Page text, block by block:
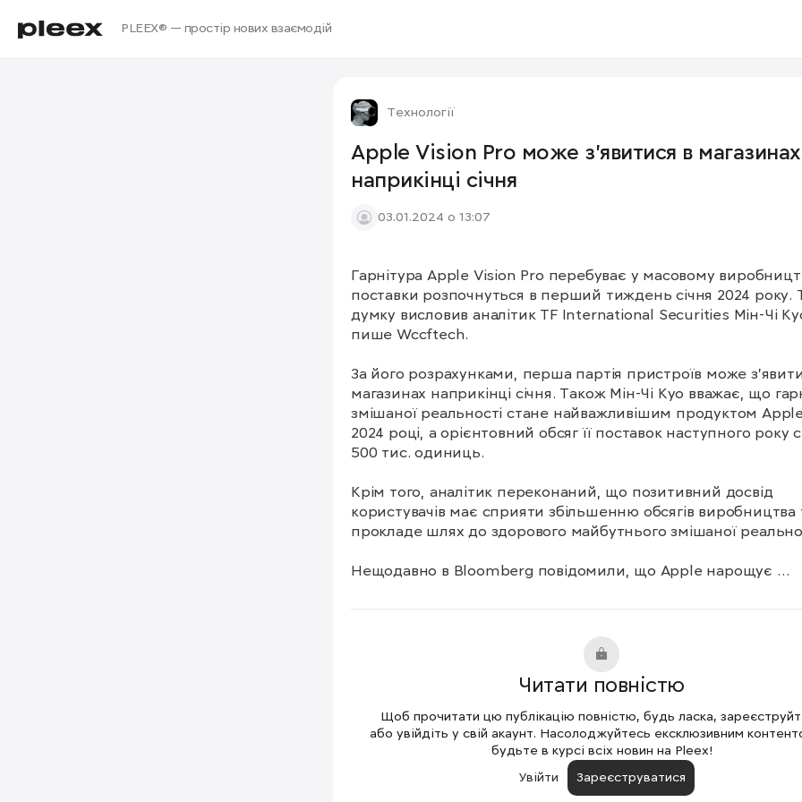
PLEEX® — простір нових взаємодій
Технології
Apple Vision Pro може з’явитися в магазинах
наприкінці січня
03.01.2024 о 13:07
Гарнітура Apple Vision Pro перебуває у масовому
поставки розпочнуться в перший тиждень січня 2024 року.
думку висловив аналітик TF International Securities Мін-Чі
пише Wccftech.
За його розрахунками, перша партія пристроїв може
магазинах наприкінці січня. Також Мін-Чі Куо вважає, що
змішаної реальності стане найважливішим продуктом
2024 році, а орієнтовний обсяг її поставок наступного року
500 тис. одиниць.
Крім того, аналітик переконаний, що позитивний досвід
користувачів має сприяти збільшенню обсягів виробництва
прокладе шлях до здорового майбутнього змішаної
Нещодавно в Bloomberg повідомили, що Apple нарощує
пристрої були готові до кінця січня з початком продажів у
Vision Pro коштуватиме $3 500, хоча в майбутньому компанія
планує випустити дешевшу версію гарнітури, яка
500 до $2 500.
Читати повністю
Щоб прочитати цю публікацію повністю, будь ласка,
або увійдіть у свій акаунт. Насолоджуйтесь ексклюзивним
будьте в курсі всіх новин на Pleex!
Увійти
Зареєструватися